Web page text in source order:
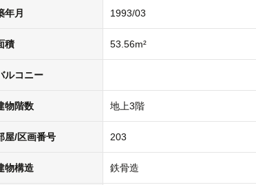
年月 1993/03
積 53.56m²
ルコニー
物階数 地上3階
屋/区画番号 203
物構造 鉄骨造